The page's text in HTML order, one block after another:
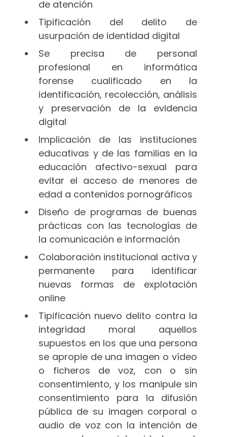
de atención
Tipificación del delito de
usurpación de identidad digital
Se precisa de personal
profesional en informática
forense cualificado en la
identificación, recolección, análisis
y preservación de la evidencia
digital
Implicación de las instituciones
educativas y de las familias en la
educación afectivo-sexual para
evitar el acceso de menores de
edad a contenidos pornográficos
Diseño de programas de buenas
prácticas con las tecnologías de
la comunicación e información
Colaboración institucional activa y
permanente para identificar
nuevas formas de explotación
online
Tipificación nuevo delito contra la
integridad moral aquellos
supuestos en los que una persona
se apropie de una imagen o vídeo
o ficheros de voz, con o sin
consentimiento, y los manipule sin
consentimiento para la difusión
pública de su imagen corporal o
audio de voz con la intención de